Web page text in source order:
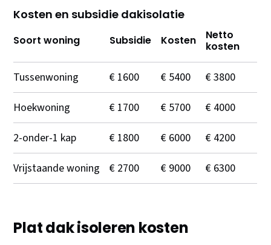
Soort woning Subsidie Kosten
Netto
kosten
Tussenwoning € 1600 € 5400
€ 3800
Hoekwoning
€ 1700 € 5700
€ 4000
2-onder-1 kap
€ 1800 € 6000
€ 4200
Vrijstaande woning
€ 2700 € 9000 € 6300
Kosten en subsidie dakisolatie
Plat dak isoleren kosten